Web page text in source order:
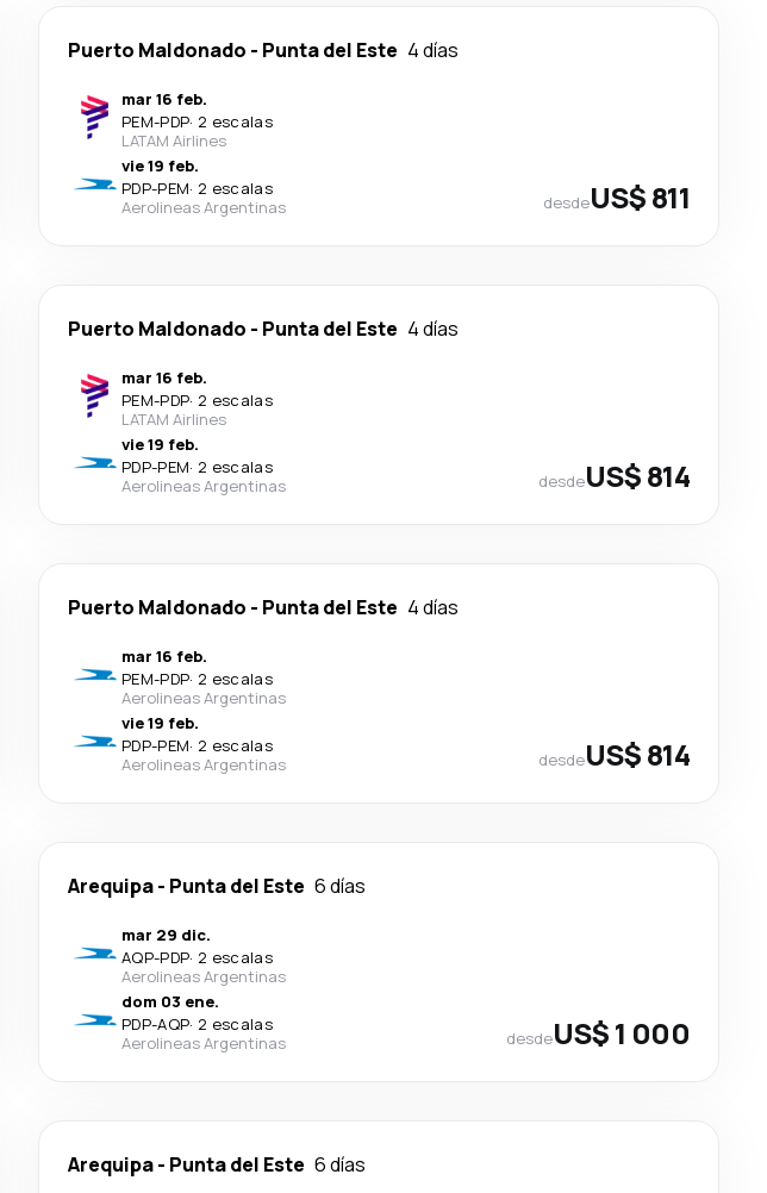
Puerto Maldonado - Punta del Este 4 días
mar 16 feb.
PEM-PDP· 2 escalas
LATAM Airlines
vie 19 feb.
PDP-PEM· 2 escalas
Aerolineas Argentinas
desdeUS$ 811
Puerto Maldonado - Punta del Este 4 días
mar 16 feb.
PEM-PDP· 2 escalas
LATAM Airlines
vie 19 feb.
PDP-PEM· 2 escalas
Aerolineas Argentinas
desdeUS$ 814
Puerto Maldonado - Punta del Este 4 días
mar 16 feb.
PEM-PDP· 2 escalas
Aerolineas Argentinas
vie 19 feb.
PDP-PEM· 2 escalas
Aerolineas Argentinas
desdeUS$ 814
Arequipa- Punta del Este 6 días
mar 29 dic.
AQP-PDP· 2 escalas
Aerolineas Argentinas
dom 03 ene.
PDP-AQP· 2 escalas
Aerolineas Argentinas
desdeUS$ 1 000
Arequipa- Punta del Este 6 días